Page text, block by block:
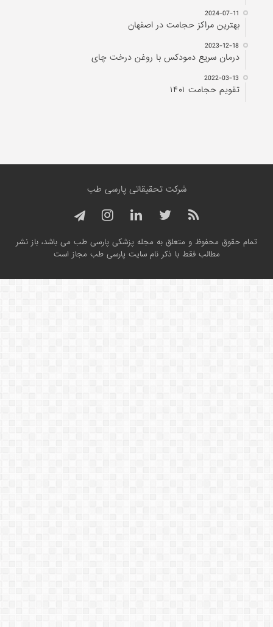
2024-07-11
بهترین مراکز حجامت در اصفهان
2023-12-18
درمان سریع دمودکس با روغن درخت چای
2022-03-13
تقویم حجامت ۱۴۰۱
شرکت تحقیقاتی پارسی طب
تمام حقوق محفوظ و متعلق به مجله پزشکی پارسی طب می باشد، باز نشر
مطالب فقط با ذکر نام سایت پارسی طب مجاز است